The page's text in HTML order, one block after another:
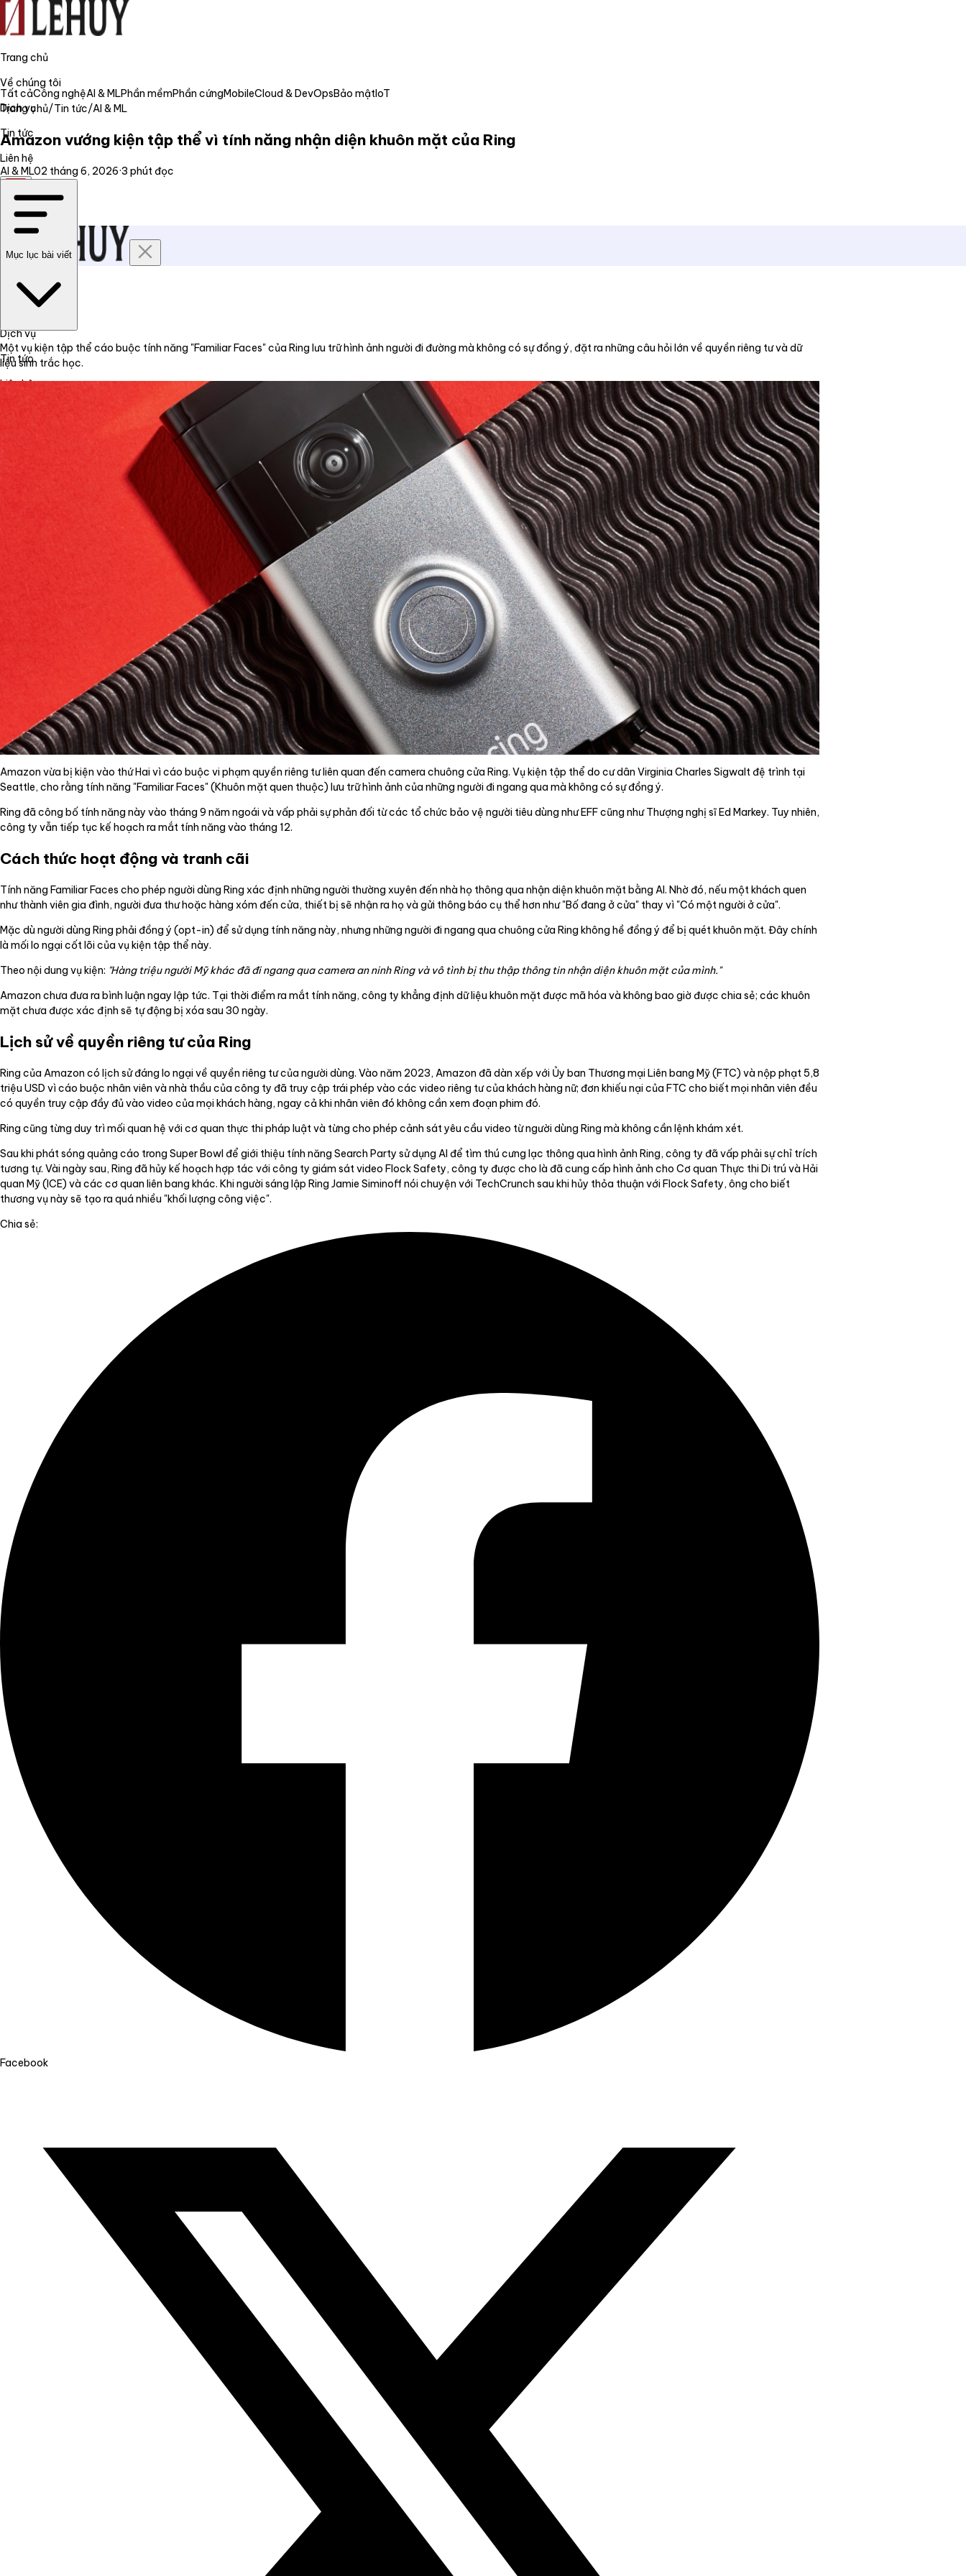
Trang chủ
Về chúng tôi
Dịch vụ
Tin tức
Liên hệ
Trang chủ
Về chúng tôi
Dịch vụ
Tin tức
Liên hệ
Tất cảCông nghệAI & MLPhần mềmPhần cứngMobileCloud & DevOpsBảo mậtIoT
Trang chủ/Tin tức/AI & ML
Amazon vướng kiện tập thể vì tính năng nhận diện khuôn mặt của Ring
AI & ML02 tháng 6, 2026·3 phút đọc
Mục lục bài viết
Một vụ kiện tập thể cáo buộc tính năng "Familiar Faces" của Ring lưu trữ hình ảnh người đi đường mà không có sự đồng ý, đặt ra những câu hỏi lớn về quyền riêng tư và dữ
liệu sinh trắc học.
Amazon vừa bị kiện vào thứ Hai vì cáo buộc vi phạm quyền riêng tư liên quan đến camera chuông cửa Ring. Vụ kiện tập thể do cư dân Virginia Charles Sigwalt đệ trình tại
Seattle, cho rằng tính năng "Familiar Faces" (Khuôn mặt quen thuộc) lưu trữ hình ảnh của những người đi ngang qua mà không có sự đồng ý.
Ring đã công bố tính năng này vào tháng 9 năm ngoái và vấp phải sự phản đối từ các tổ chức bảo vệ người tiêu dùng như EFF cũng như Thượng nghị sĩ Ed Markey. Tuy nhiên,
công ty vẫn tiếp tục kế hoạch ra mắt tính năng vào tháng 12.
Cách thức hoạt động và tranh cãi
Tính năng Familiar Faces cho phép người dùng Ring xác định những người thường xuyên đến nhà họ thông qua nhận diện khuôn mặt bằng AI. Nhờ đó, nếu một khách quen
như thành viên gia đình, người đưa thư hoặc hàng xóm đến cửa, thiết bị sẽ nhận ra họ và gửi thông báo cụ thể hơn như "Bố đang ở cửa" thay vì "Có một người ở cửa".
Mặc dù người dùng Ring phải đồng ý (opt-in) để sử dụng tính năng này, nhưng những người đi ngang qua chuông cửa Ring không hề đồng ý để bị quét khuôn mặt. Đây chính
là mối lo ngại cốt lõi của vụ kiện tập thể này.
Theo nội dung vụ kiện: "Hàng triệu người Mỹ khác đã đi ngang qua camera an ninh Ring và vô tình bị thu thập thông tin nhận diện khuôn mặt của mình."
Amazon chưa đưa ra bình luận ngay lập tức. Tại thời điểm ra mắt tính năng, công ty khẳng định dữ liệu khuôn mặt được mã hóa và không bao giờ được chia sẻ; các khuôn
mặt chưa được xác định sẽ tự động bị xóa sau 30 ngày.
Lịch sử về quyền riêng tư của Ring
Ring của Amazon có lịch sử đáng lo ngại về quyền riêng tư của người dùng. Vào năm 2023, Amazon đã dàn xếp với Ủy ban Thương mại Liên bang Mỹ (FTC) và nộp phạt 5,8
triệu USD vì cáo buộc nhân viên và nhà thầu của công ty đã truy cập trái phép vào các video riêng tư của khách hàng nữ; đơn khiếu nại của FTC cho biết mọi nhân viên đều
có quyền truy cập đầy đủ vào video của mọi khách hàng, ngay cả khi nhân viên đó không cần xem đoạn phim đó.
Ring cũng từng duy trì mối quan hệ với cơ quan thực thi pháp luật và từng cho phép cảnh sát yêu cầu video từ người dùng Ring mà không cần lệnh khám xét.
Sau khi phát sóng quảng cáo trong Super Bowl để giới thiệu tính năng Search Party sử dụng AI để tìm thú cưng lạc thông qua hình ảnh Ring, công ty đã vấp phải sự chỉ trích
tương tự. Vài ngày sau, Ring đã hủy kế hoạch hợp tác với công ty giám sát video Flock Safety, công ty được cho là đã cung cấp hình ảnh cho Cơ quan Thực thi Di trú và Hải
quan Mỹ (ICE) và các cơ quan liên bang khác. Khi người sáng lập Ring Jamie Siminoff nói chuyện với TechCrunch sau khi hủy thỏa thuận với Flock Safety, ông cho biết
thương vụ này sẽ tạo ra quá nhiều "khối lượng công việc".
Chia sẻ:
Facebook